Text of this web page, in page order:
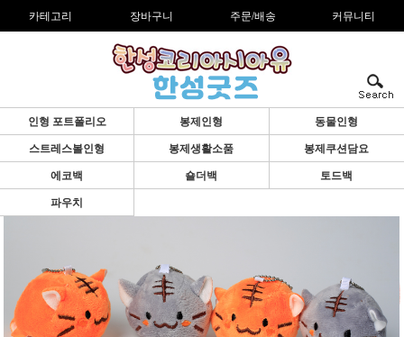
카테고리 장바구니 주문/배송 커뮤니티
인형 포트폴리오 봉제인형 동물인형
스트레스볼인형 봉제생활소품 봉제쿠션담요
에코백 숄더백 토드백
파우치